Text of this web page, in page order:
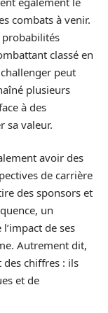
combats à venir.
probabilités
classé en
peut
plusieurs
à des
sa valeur.
avoir des
de carrière
des sponsors et
un
de ses
Autrement dit,
des chiffres : ils
et de